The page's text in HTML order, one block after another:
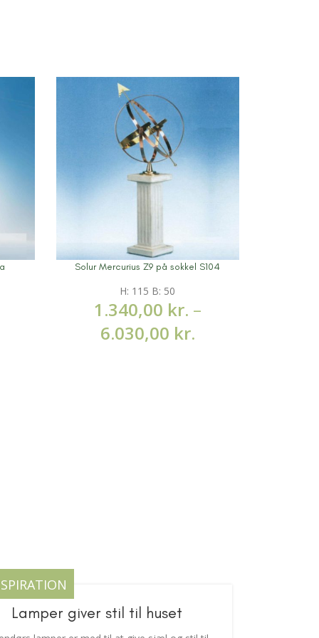
Solur Mercurius Z9 på sokkel S104
H: 115 B: 50
1.340,00 kr. –
6.030,00 kr.
Lamper giver stil til huset